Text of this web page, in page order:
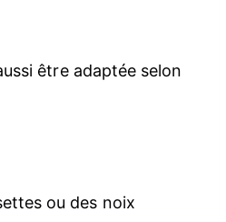
être adaptée selon
ou des noix